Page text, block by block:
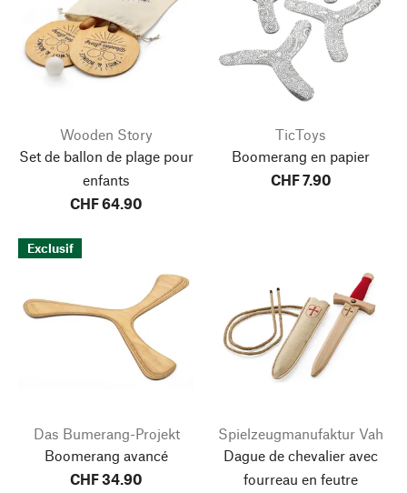
Wooden Story
Set de ballon de plage pour
enfants
CHF 64.90
TicToys
Boomerang en papier
CHF 7.90
Exclusif
Das Bumerang-Projekt
Boomerang avancé
CHF 34.90
Spielzeugmanufaktur Vah
Dague de chevalier avec
fourreau en feutre